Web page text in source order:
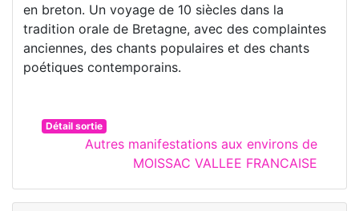
en breton. Un voyage de 10 siècles dans la
tradition orale de Bretagne, avec des complaintes
anciennes, des chants populaires et des chants
poétiques contemporains.
Détail sortie
Autres manifestations aux environs de
MOISSAC VALLEE FRANCAISE